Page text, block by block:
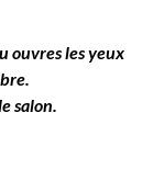
ouvres les yeux
salon.